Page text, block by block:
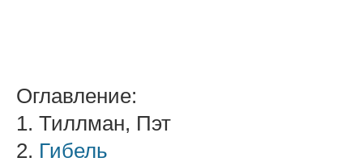
Оглавление:
1. Тиллман, Пэт
2. Гибель